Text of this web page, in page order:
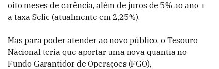
oito meses de carência, além de juros de 5% ao ano +
a taxa Selic (atualmente em 2,25%).
Mas para poder atender ao novo público, o Tesouro
Nacional teria que aportar uma nova quantia no
Fundo Garantidor de Operações (FGO),